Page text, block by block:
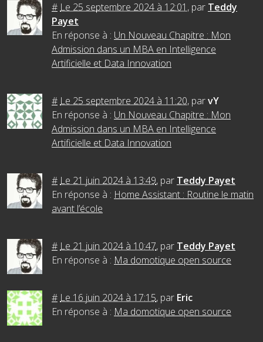
# Le 25 septembre 2024 à 12:01 , par Teddy
Payet
En réponse à : Un Nouveau Chapitre : Mon
Admission dans un MBA en Intelligence
Artificielle et Data Innovation
# Le 25 septembre 2024 à 11:20, parvY
En réponse à : Un Nouveau Chapitre : Mon
Admission dans un MBA en Intelligence
Artificielle et Data Innovation
# Le 21 juin 2024 à 13:49, par Teddy Payet
En réponse à : Home Assistant : Routine le matin
avant l’école
# Le 21 juin 2024 à 10:47, par Teddy Payet
En réponse à : Ma domotique open source
# Le 16 juin 2024 à 17:15, par Eric
En réponse à : Ma domotique open source